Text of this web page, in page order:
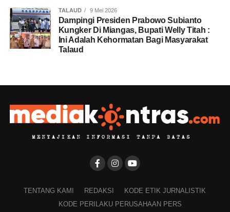
TALAUD 9 Mei 2026
Dampingi Presiden Prabowo Subianto
Kungker Di Miangas, Bupati Welly Titah :
Ini Adalah Kehormatan Bagi Masyarakat
Talaud
TENTANG KAMI REDAKSI
KODE ETIK JURNALISTIK
KODE PERILAKU PERUSAHAAN PERS